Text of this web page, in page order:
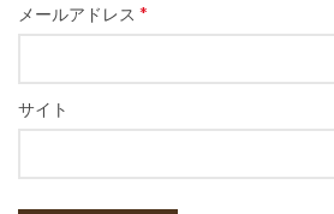
メールアドレス *
サイト